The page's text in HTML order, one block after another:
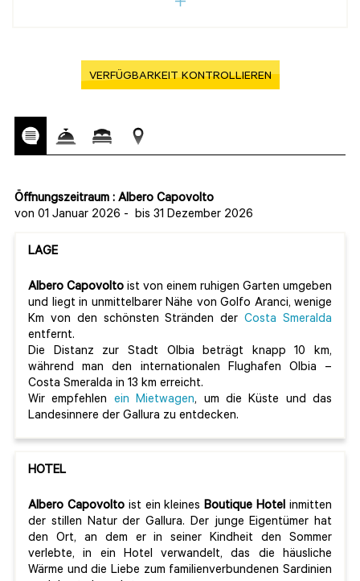
VERFÜGBARKEIT KONTROLLIEREN
Öffnungszeitraum : Albero Capovolto
von 01 Januar 2026 - bis 31 Dezember 2026
LAGE
Albero Capovolto ist von einem ruhigen Garten umgeben
und liegt in unmittelbarer Nähe von Golfo Aranci, wenige
Km von den schönsten Stränden derCosta Smeralda
entfernt.
Die Distanz zur Stadt Olbia beträgt knapp 10 km,
während man den internationalen Flughafen Olbia –
Costa Smeralda in 13 km erreicht.
Wir empfehlen ein Mietwagen, um die Küste und das
Landesinnere der Gallura zu entdecken.
HOTEL
Albero Capovoltoist ein kleinesBoutique Hotel inmitten
der stillen Natur der Gallura. Der junge Eigentümer hat
den Ort, an dem er in seiner Kindheit den Sommer
verlebte, in ein Hotel verwandelt, das die häusliche
Wärme und die Liebe zum familienverbundenen Sardinien